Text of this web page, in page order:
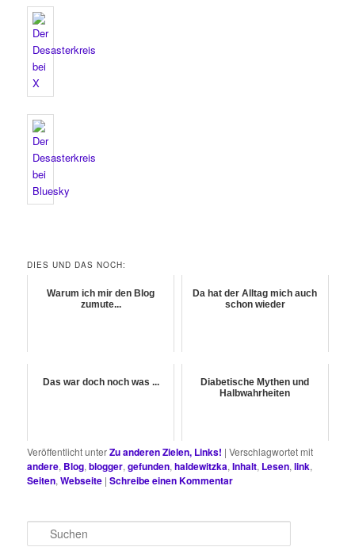
DIES UND DAS NOCH:
Warum ich mir den Blog
zumute...
Da hat der Alltag mich auch
schon wieder
Das war doch noch was ...
Diabetische Mythen und
Halbwahrheiten
Veröffentlicht unterZu anderen Zielen, Links! |Verschlagwortet mit
andere, Blog,blogger,gefunden,haldewitzka,Inhalt, Lesen,link,
Seiten,Webseite |Schreibe einen Kommentar
u